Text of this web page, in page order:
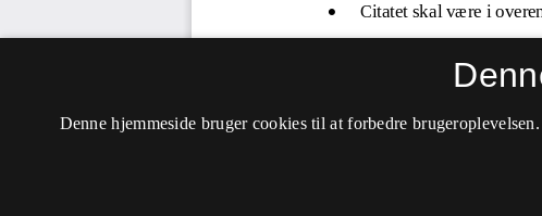
Denne hjemmeside bruger cookies til at forbedre